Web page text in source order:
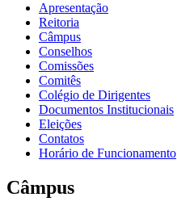
Apresentação
Reitoria
Câmpus
Conselhos
Comissões
Comitês
Colégio de Dirigentes
Documentos Institucionais
Eleições
Contatos
Horário de Funcionamento
Câmpus